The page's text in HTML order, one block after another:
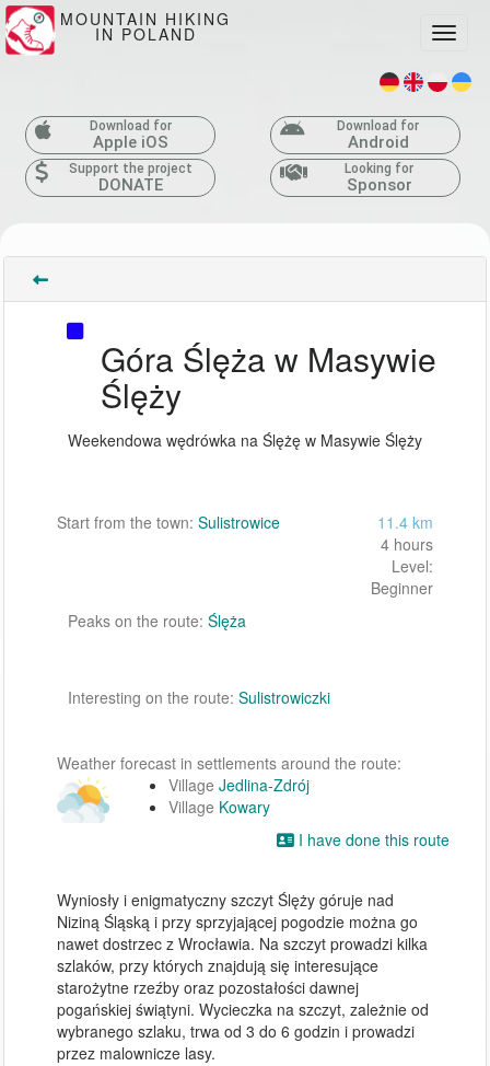
MOUNTAIN HIKING
IN POLAND
Download for
Apple iOS
Download for
Android
Support the project
DONATE
Looking for
Sponsor
Góra Ślęża w Masywie
Ślęży
Weekendowa wędrówka na Ślężę w Masywie Ślęży
Start from the town: Sulistrowice
11.4 km
4 hours
Level:
Beginner
Peaks on the route: Ślęża
Interesting on the route: Sulistrowiczki
Weather forecast in settlements around the route:
Village Jedlina-Zdrój
Village Kowary
I have done this route
Wyniosły i enigmatyczny szczyt Ślęży góruje nad
Niziną Śląską i przy sprzyjającej pogodzie można go
nawet dostrzec z Wrocławia. Na szczyt prowadzi kilka
szlaków, przy których znajdują się interesujące
starożytne rzeźby oraz pozostałości dawnej
pogańskiej świątyni. Wycieczka na szczyt, zależnie od
wybranego szlaku, trwa od 3 do 6 godzin i prowadzi
przez malownicze lasy.